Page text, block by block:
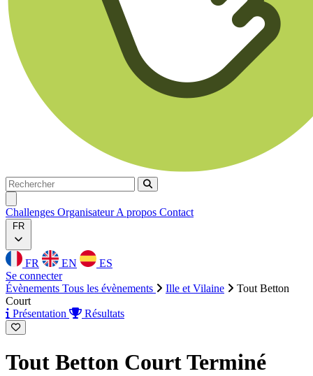
Rechercher
Rechercher
Challenges OrganisateurA propos Contact
FR
FR EN
ES
Se connecter
Évènements Tous les évènements Ille et Vilaine
Tout Betton
Court
Présentation
Résultats
Tout Betton CourtTerminé